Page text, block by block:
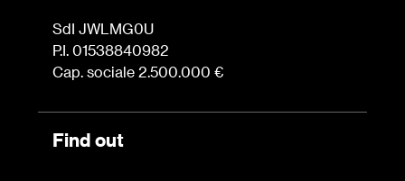
SdI JWLMG0U
P.I. 01538840982
Cap. sociale 2.500.000 €
Find out